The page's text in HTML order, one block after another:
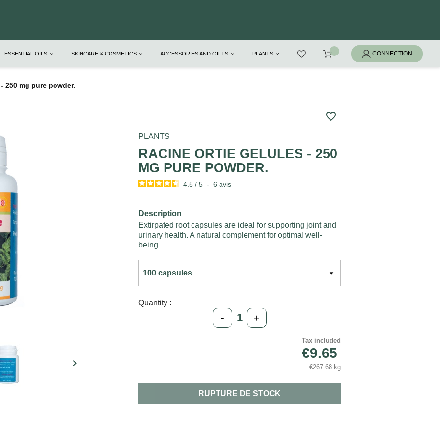
ESSENTIAL OILS SKINCARE & COSMETICS ACCESSORIES AND GIFTS PLANTS
- 250 mg pure powder.

favorite_border
PLANTS
RACINE ORTIE GELULES - 250
MG PURE POWDER.
4.5 / 5 - 6avis
Description
Extirpated root capsules are ideal for supporting joint and
urinary health. A natural complement for optimal well-
being.
Quantity :
- +
Tax included
€9.65
€267.68 kg
RUPTURE DE STOCK